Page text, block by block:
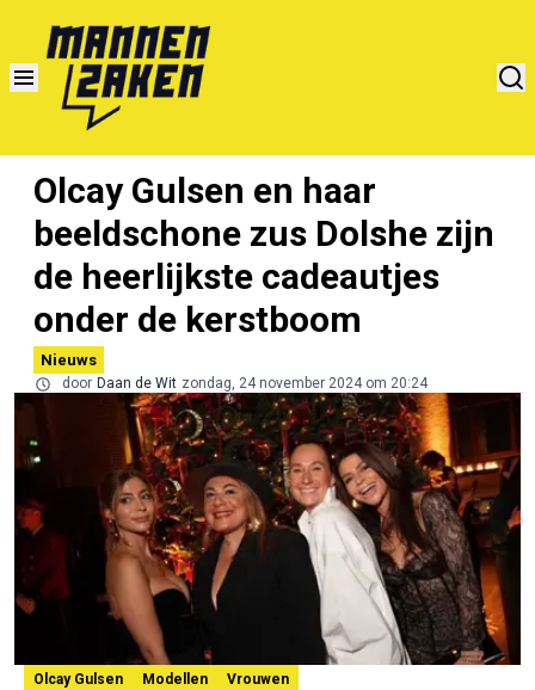
Olcay Gulsen en haar
beeldschone zus Dolshe zijn
de heerlijkste cadeautjes
onder de kerstboom
Nieuws
door Daan de Wit zondag, 24 november 2024 om 20:24
Olcay Gulsen Modellen Vrouwen